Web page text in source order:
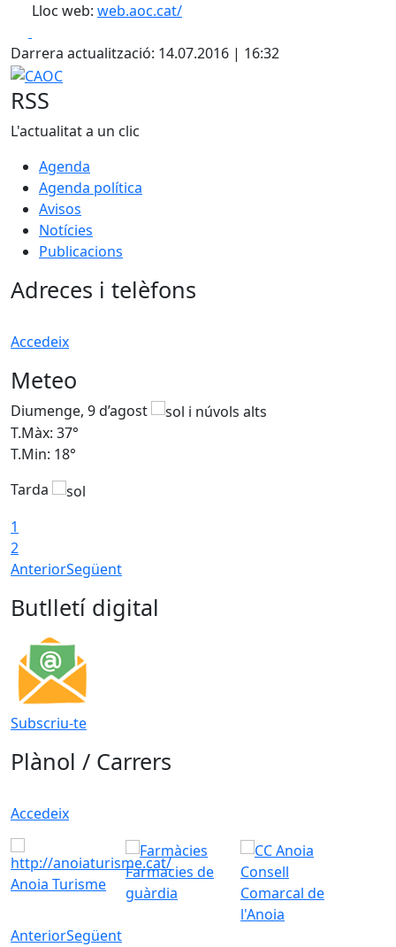
Lloc web: web.aoc.cat/
Darrera actualització: 14.07.2016 | 16:32
CAOC
RSS
L'actualitat a un clic
Agenda
Agenda política
Avisos
Notícies
Publicacions
Adreces i telèfons
Accedeix
Meteo
Diumenge, 9 d’agost
T.Màx: 37°
T.Min: 18°
Tarda
1
2
AnteriorSegüent
Butlletí digital
Subscriu-te
Plànol / Carrers
Accedeix
Anoia Turisme
Farmàcies de
guàrdia
Consell
Comarcal de
l'Anoia
AnteriorSegüent